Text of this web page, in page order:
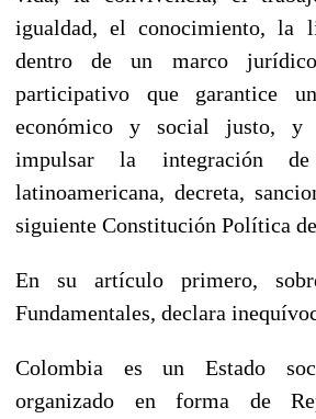
igualdad, el conocimiento, la
dentro de un marco
participativo que garantice
económico y social justo, y
impulsar la integración
latinoamericana, decreta,
siguiente Constitución Política
En su artículo primero,
Fundamentales, declara
Colombia es un Estado
organizado en forma de